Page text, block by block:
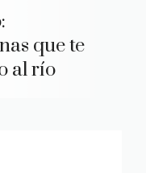
que te
al río